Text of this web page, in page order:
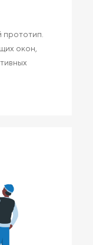
прототип.
окон,